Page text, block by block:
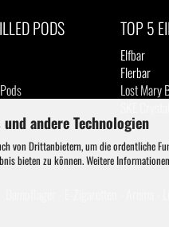
andere Technologien
von Drittanbietern, um die ordentliche
bieten zu können. Weitere
PODS TOP 5
Elfbar
Flerbar
Lost Mary
IVG